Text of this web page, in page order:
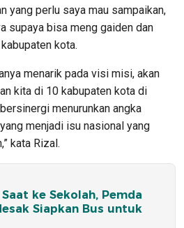
yang perlu saya mau sampaikan,
supaya bisa meng gaiden dan
kota.
menarik pada visi misi, akan
kita di 10 kabupaten kota di
menurunkan angka
menjadi isu nasional yang
kata Rizal.
ke Sekolah, Pemda
Siapkan Bus untuk